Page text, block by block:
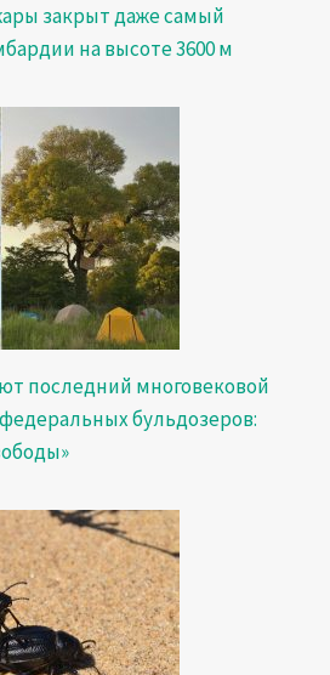
закрыт даже самый
на высоте 3600 м
последний многовековой
бульдозеров: